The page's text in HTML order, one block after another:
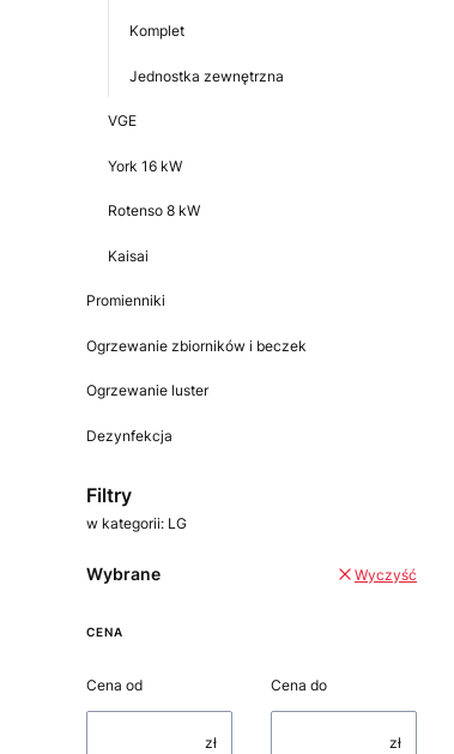
Komplet
Jednostka zewnętrzna
VGE
York 16 kW
Rotenso 8 kW
Kaisai
Promienniki
Ogrzewanie zbiorników i beczek
Ogrzewanie luster
Dezynfekcja
Filtry
w kategorii: LG
Wybrane Wyczyść
CENA
Cena od
zł
Cena do
zł